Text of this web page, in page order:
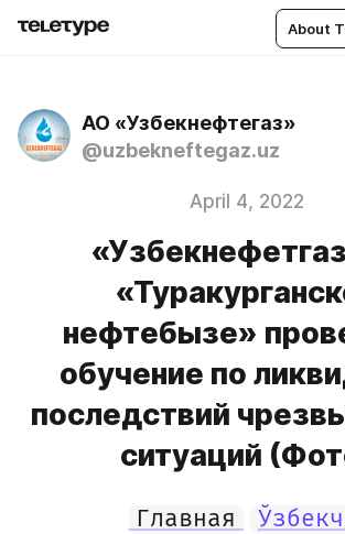
About
АО «Узбекнефтегаз»
@uzbekneftegaz.uz
April 4, 2022
нефтебызе»
обучение по
последствий
ситуаций
Главная